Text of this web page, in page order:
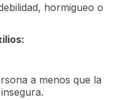
hormigueo o
a menos que la